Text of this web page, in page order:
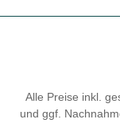
Alle Preise inkl.
und ggf.